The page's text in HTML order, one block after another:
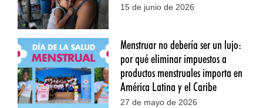
15 de junio de 2026
Menstruar no debería ser un lujo:
por qué eliminar impuestos a
productos menstruales importa en
América Latina y el Caribe
27 de mayo de 2026